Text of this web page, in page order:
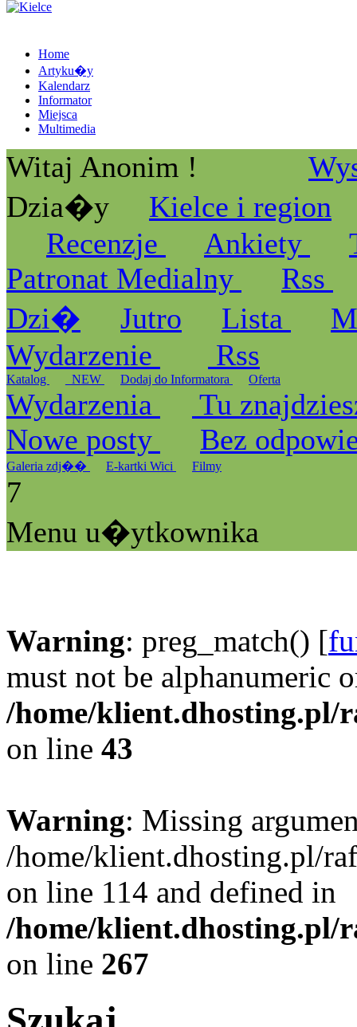
Home
Artyku�y
Kalendarz
Informator
Miejsca
Multimedia
Witaj Anonim !
Dzia�y
Kielce i region
Recenzje
Ankiety
Patronat Medialny
Rss
Dzi�
Jutro Lista
Wydarzenie
Rss
Katalog _NEW Dodaj do Informatora Oferta
Wydarzenia
Tu
Nowe posty
Bez
Galeria zdj�� E-kartki Wici Filmy
7
Menu u�ytkownika
Warning: preg_match() [
must not be alphanumeric
/home/klient.dhosting.pl/
on line 43
Warning: Missing
/home/klient.dhosting.pl/
on line 114 and defined in
/home/klient.dhosting.pl/
on line 267